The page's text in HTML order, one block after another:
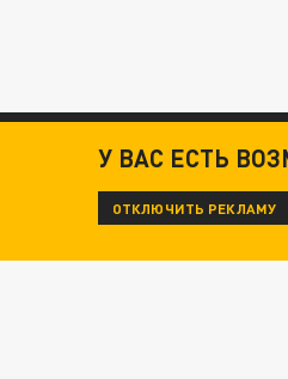
У ВАС ЕСТЬ
ОТКЛЮЧИТЬ РЕКЛАМУ